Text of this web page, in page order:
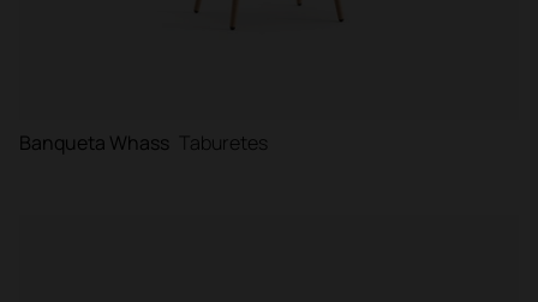
Banqueta Whass Taburetes